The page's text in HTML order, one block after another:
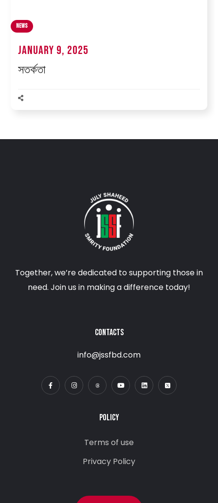
News
January 9, 2025
সতর্কতা
Together, we’re dedicated to supporting those in
need. Join us in making a difference today!
CONTACTS
info@jssfbd.com
POLICY
Terms of use
Privacy Policy